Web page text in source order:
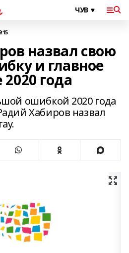
назвал свою
и главное
года
ошибкой 2020 года
Хабиров назвал